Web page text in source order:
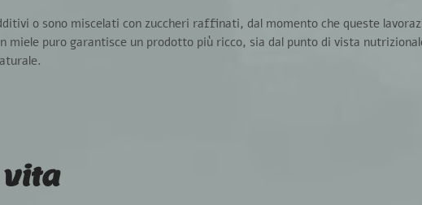
o sono miscelati con zuccheri raffinati, dal momento che queste
miele puro garantisce un prodotto più ricco, sia dal punto di vista
vita